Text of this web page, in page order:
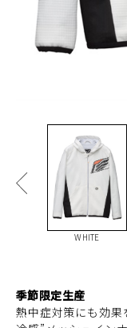
WHITE
季節限定生産
熱中症対策にも効